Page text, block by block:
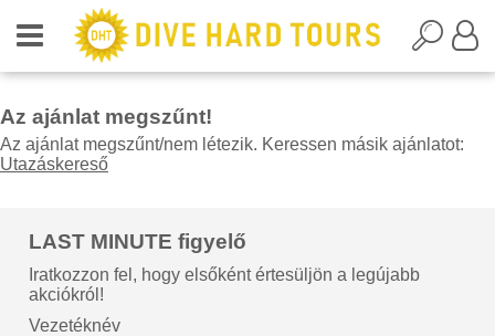
Az ajánlat megszűnt!
Az ajánlat megszűnt/nem létezik. Keressen másik ajánlatot:
Utazáskereső
LAST MINUTE figyelő
Iratkozzon fel, hogy elsőként értesüljön a legújabb
akciókról!
Vezetéknév